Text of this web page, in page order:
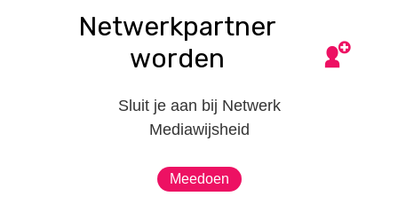
Netwerkpartner
worden
Sluit je aan bij Netwerk
Mediawijsheid
Meedoen